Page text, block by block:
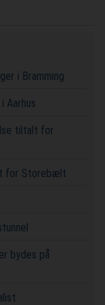
i Bramming
Aarhus
tiltalt for
for Storebælt
bydes på